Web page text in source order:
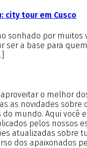
city tour em Cusco
sonhado por muitos
ser a base para
o melhor
as novidades sobre
do mundo. Aqui você
pelos nossos
atualizadas sobre
dos apaixonados